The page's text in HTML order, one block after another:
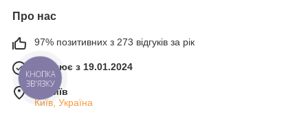
Про нас
97% позитивних з 273 відгуків за рік
Працює з 19.01.2024
м. Київ
Київ, Україна
КНОПКА
ЗВ'ЯЗКУ